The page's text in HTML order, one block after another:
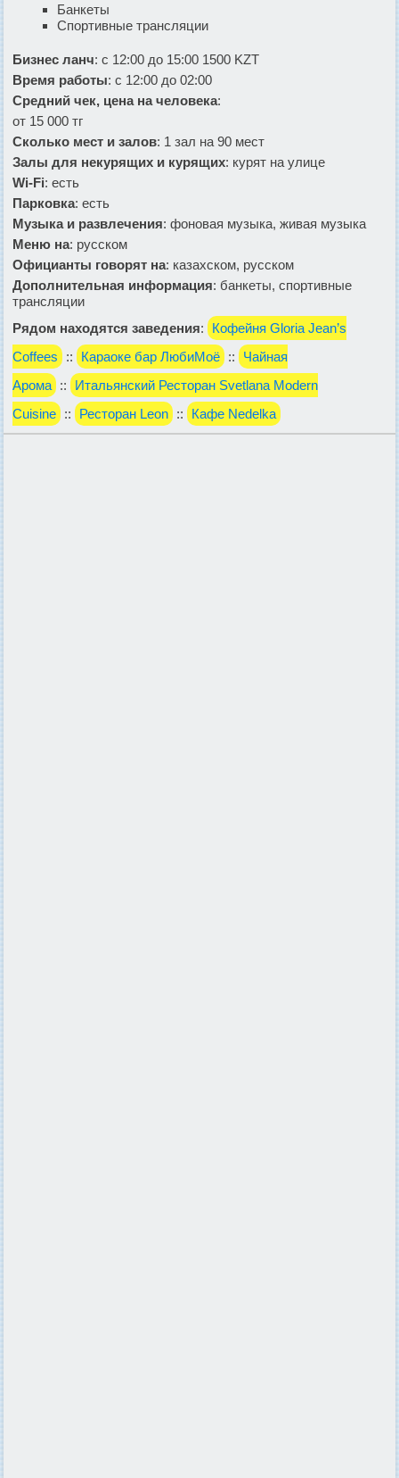
Банкеты
Спортивные трансляции
Бизнес ланч: с 12:00 до 15:00 1500 KZT
Время работы: с 12:00 до 02:00
Средний чек, цена на человека:
от 15 000 тг
Сколько мест и залов: 1 зал на 90 мест
Залы для некурящих и курящих: курят на улице
Wi-Fi: есть
Парковка: есть
Музыка и развлечения: фоновая музыка, живая музыка
Меню на: русском
Официанты говорят на: казахском, русском
Дополнительная информация: банкеты, спортивные
трансляции
Рядом находятся заведения:
Кофейня Gloria Jean’s
Coffees
:: Караоке бар ЛюбиМоё ::
Чайная
Арома ::
Итальянский Ресторан Svetlana Modern
Cuisine :: Ресторан Leon :: Кафе Nedelka